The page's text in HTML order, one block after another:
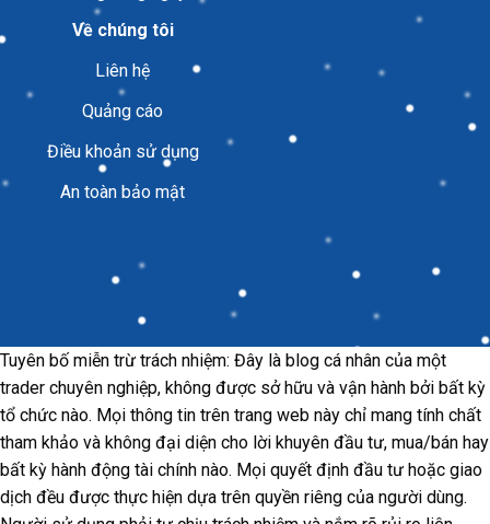
Về chúng tôi
Liên hệ
Quảng cáo
Điều khoản sử dụng
An toàn bảo mật
Tuyên bố miễn trừ trách nhiệm: Đây là blog cá nhân của một
trader chuyên nghiệp, không được sở hữu và vận hành bởi bất kỳ
tổ chức nào. Mọi thông tin trên trang web này chỉ mang tính chất
tham khảo và không đại diện cho lời khuyên đầu tư, mua/bán hay
bất kỳ hành động tài chính nào. Mọi quyết định đầu tư hoặc giao
dịch đều được thực hiện dựa trên quyền riêng của người dùng.